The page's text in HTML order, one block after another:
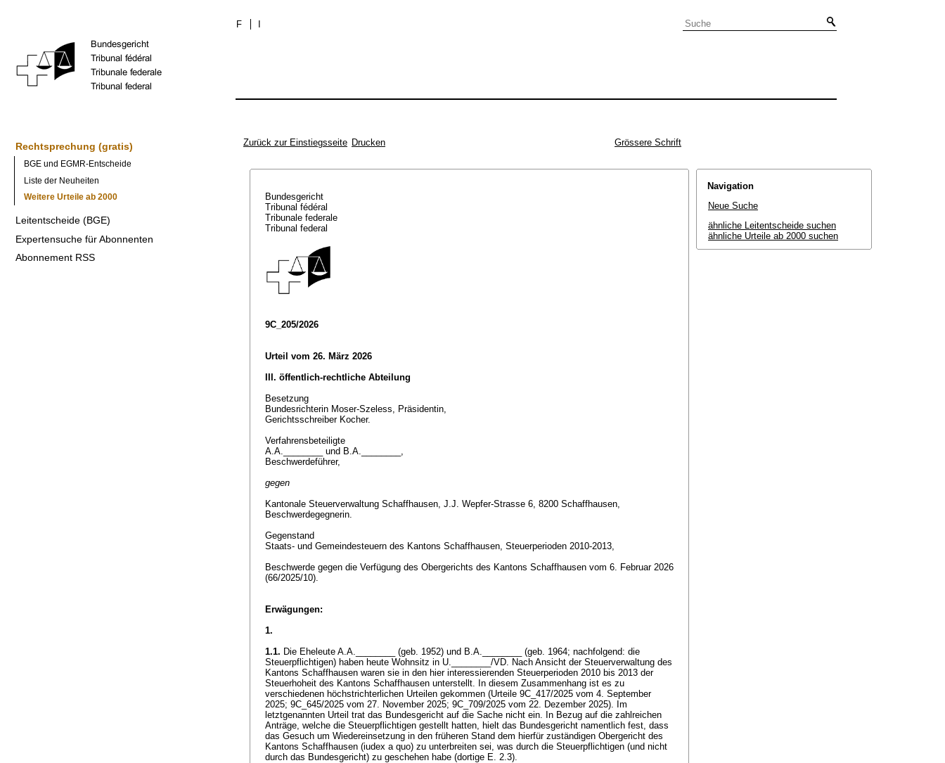
F
Rechtsprechung (gratis)
BGE und EGMR-Entscheide
Liste der Neuheiten
Weitere Urteile ab 2000
Leitentscheide (BGE)
Expertensuche für Abonnenten
Abonnement RSS
Zurück zur Einstiegsseite Drucken Grössere Schrift
Bundesgericht
Tribunal fédéral
Tribunale federale
Tribunal federal
9C_205/2026
Urteil vom 26. März 2026
III. öffentlich-rechtliche Abteilung
Besetzung
Bundesrichterin Moser-Szeless, Präsidentin,
Gerichtsschreiber Kocher.
Verfahrensbeteiligte
A.A.________ und B.A.________,
Beschwerdeführer,
gegen
Kantonale Steuerverwaltung Schaffhausen, J.J. Wepfer-Strasse 6, 8200 Schaffhausen,
Beschwerdegegnerin.
Gegenstand
Staats- und Gemeindesteuern des Kantons Schaffhausen, Steuerperioden 2010-2013,
Beschwerde gegen die Verfügung des Obergerichts des Kantons Schaffhausen vom 6. Februar 2026
(66/2025/10).
Erwägungen:
1.
1.1. Die Eheleute A.A.________ (geb. 1952) und B.A.________ (geb. 1964; nachfolgend: die
Steuerpflichtigen) haben heute Wohnsitz in U.________/VD. Nach Ansicht der Steuerverwaltung des
Kantons Schaffhausen waren sie in den hier interessierenden Steuerperioden 2010 bis 2013 der
Steuerhoheit des Kantons Schaffhausen unterstellt. In diesem Zusammenhang ist es zu
verschiedenen höchstrichterlichen Urteilen gekommen (Urteile 9C_417/2025 vom 4. September
2025; 9C_645/2025 vom 27. November 2025; 9C_709/2025 vom 22. Dezember 2025). Im
letztgenannten Urteil trat das Bundesgericht auf die Sache nicht ein. In Bezug auf die zahlreichen
Anträge, welche die Steuerpflichtigen gestellt hatten, hielt das Bundesgericht namentlich fest, dass
das Gesuch um Wiedereinsetzung in den früheren Stand dem hierfür zuständigen Obergericht des
Kantons Schaffhausen (iudex a quo) zu unterbreiten sei, was durch die Steuerpflichtigen (und nicht
durch das Bundesgericht) zu geschehen habe (dortige E. 2.3).
Navigation
Neue Suche
ähnliche Leitentscheide suchen
ähnliche Urteile ab 2000 suchen